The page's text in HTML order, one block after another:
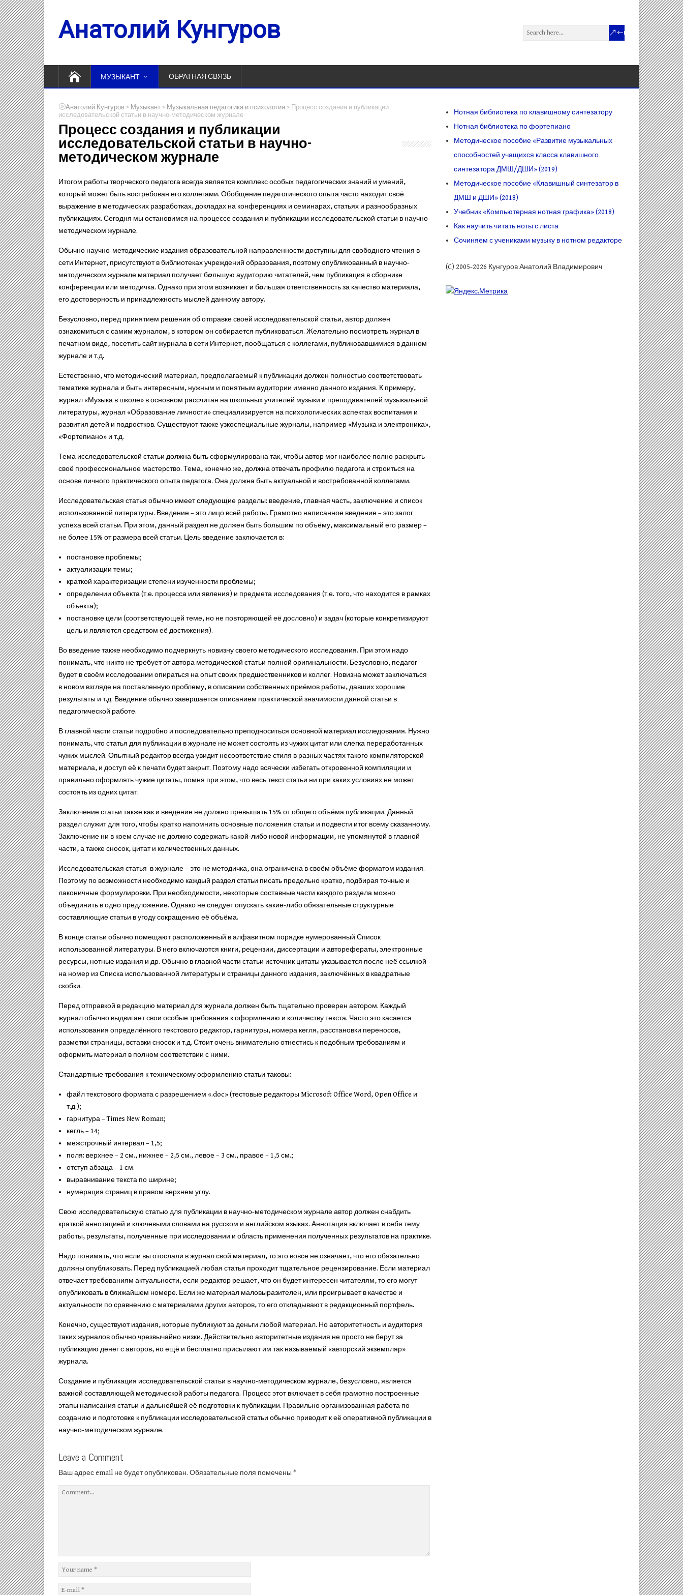
Анатолий Кунгуров
МУЗЫКАНТ ОБРАТНАЯ СВЯЗЬ
Анатолий Кунгуров > Музыкант > Музыкальная педагогика и психология > Процесс создания и публикации
исследовательской статьи в научно-методическом журнале
Процесс создания и публикации
исследовательской статьи в научно-
методическом журнале
Итогом работы творческого педагога всегда является комплекс особых педагогических знаний и умений,
который может быть востребован его коллегами. Обобщение педагогического опыта часто находит своё
выражение в методических разработках, докладах на конференциях и семинарах, статьях и разнообразных
публикациях. Сегодня мы остановимся на процессе создания и публикации исследовательской статьи в научно-
методическом журнале.
Обычно научно-методические издания образовательной направленности доступны для свободного чтения в
сети Интернет, присутствуют в библиотеках учреждений образования, поэтому опубликованный в научно-
методическом журнале материал получает большую аудиторию читателей, чем публикация в сборнике
конференции или методичка. Однако при этом возникает и большая ответственность за качество материала,
его достоверность и принадлежность мыслей данному автору.
Безусловно, перед принятием решения об отправке своей исследовательской статьи, автор должен
ознакомиться с самим журналом, в котором он собирается публиковаться. Желательно посмотреть журнал в
печатном виде, посетить сайт журнала в сети Интернет, пообщаться с коллегами, публиковавшимися в данном
журнале и т.д.
Естественно, что методический материал, предполагаемый к публикации должен полностью соответствовать
тематике журнала и быть интересным, нужным и понятным аудитории именно данного издания. К примеру,
журнал «Музыка в школе» в основном рассчитан на школьных учителей музыки и преподавателей музыкальной
литературы, журнал «Образование личности» специализируется на психологических аспектах воспитания и
развития детей и подростков. Существуют также узкоспециальные журналы, например «Музыка и электроника»,
«Фортепиано» и т.д.
Тема исследовательской статьи должна быть сформулирована так, чтобы автор мог наиболее полно раскрыть
своё профессиональное мастерство. Тема, конечно же, должна отвечать профилю педагога и строиться на
основе личного практического опыта педагога. Она должна быть актуальной и востребованной коллегами.
Исследовательская статья обычно имеет следующие разделы: введение, главная часть, заключение и список
использованной литературы. Введение – это лицо всей работы. Грамотно написанное введение – это залог
успеха всей статьи. При этом, данный раздел не должен быть большим по объёму, максимальный его размер –
не более 15% от размера всей статьи. Цель введение заключается в:
постановке проблемы;
актуализации темы;
краткой характеризации степени изученности проблемы;
определении объекта (т.е. процесса или явления) и предмета исследования (т.е. того, что находится в рамках
объекта);
постановке цели (соответствующей теме, но не повторяющей её дословно) и задач (которые конкретизируют
цель и являются средством её достижения).
Во введение также необходимо подчеркнуть новизну своего методического исследования. При этом надо
понимать, что никто не требует от автора методической статьи полной оригинальности. Безусловно, педагог
будет в своём исследовании опираться на опыт своих предшественников и коллег. Новизна может заключаться
в новом взгляде на поставленную проблему, в описании собственных приёмов работы, давших хорошие
результаты и т.д. Введение обычно завершается описанием практической значимости данной статьи в
педагогической работе.
В главной части статьи подробно и последовательно преподноситься основной материал исследования. Нужно
понимать, что статья для публикации в журнале не может состоять из чужих цитат или слегка переработанных
чужих мыслей. Опытный редактор всегда увидит несоответствие стиля в разных частях такого компиляторской
материала, и доступ её к печати будет закрыт. Поэтому надо всячески избегать откровенной компиляции и
правильно оформлять чужие цитаты, помня при этом, что весь текст статьи ни при каких условиях не может
состоять из одних цитат.
Заключение статьи также как и введение не должно превышать 15% от общего объёма публикации. Данный
раздел служит для того, чтобы кратко напомнить основные положения статьи и подвести итог всему сказанному.
Заключение ни в коем случае не должно содержать какой-либо новой информации, не упомянутой в главной
части, а также сносок, цитат и количественных данных.
Исследовательская статья в журнале – это не методичка, она ограничена в своём объёме форматом издания.
Поэтому по возможности необходимо каждый раздел статьи писать предельно кратко, подбирая точные и
лаконичные формулировки. При необходимости, некоторые составные части каждого раздела можно
объединить в одно предложение. Однако не следует опускать какие-либо обязательные структурные
составляющие статьи в угоду сокращению её объёма.
В конце статьи обычно помещают расположенный в алфавитном порядке нумерованный Список
использованной литературы. В него включаются книги, рецензии, диссертации и авторефераты, электронные
ресурсы, нотные издания и др. Обычно в главной части статьи источник цитаты указывается после неё ссылкой
на номер из Списка использованной литературы и страницы данного издания, заключённых в квадратные
скобки.
Перед отправкой в редакцию материал для журнала должен быть тщательно проверен автором. Каждый
журнал обычно выдвигает свои особые требования к оформлению и количеству текста. Часто это касается
использования определённого текстового редактор, гарнитуры, номера кегля, расстановки переносов,
разметки страницы, вставки сносок и т.д. Стоит очень внимательно отнестись к подобным требованиям и
оформить материал в полном соответствии с ними.
Стандартные требования к техническому оформлению статьи таковы:
файл текстового формата с разрешением «.doc» (тестовые редакторы Microsoft Office Word, Open Office и
т.д.);
гарнитура – Times New Roman;
кегль – 14;
межстрочный интервал – 1,5;
поля: верхнее – 2 см., нижнее – 2,5 см., левое – 3 см., правое – 1,5 см.;
отступ абзаца – 1 см.
выравнивание текста по ширине;
нумерация страниц в правом верхнем углу.
Свою исследовательскую статью для публикации в научно-методическом журнале автор должен снабдить
краткой аннотацией и ключевыми словами на русском и английском языках. Аннотация включает в себя тему
работы, результаты, полученные при исследовании и область применения полученных результатов на практике.
Надо понимать, что если вы отослали в журнал свой материал, то это вовсе не означает, что его обязательно
должны опубликовать. Перед публикацией любая статья проходит тщательное рецензирование. Если материал
отвечает требованиям актуальности, если редактор решает, что он будет интересен читателям, то его могут
опубликовать в ближайшем номере. Если же материал маловыразителен, или проигрывает в качестве и
актуальности по сравнению с материалами других авторов, то его откладывают в редакционный портфель.
Конечно, существуют издания, которые публикуют за деньги любой материал. Но авторитетность и аудитория
таких журналов обычно чрезвычайно низки. Действительно авторитетные издания не просто не берут за
публикацию денег с авторов, но ещё и бесплатно присылают им так называемый «авторский экземпляр»
журнала.
Создание и публикация исследовательской статьи в научно-методическом журнале, безусловно, является
важной составляющей методической работы педагога. Процесс этот включает в себя грамотно построенные
этапы написания статьи и дальнейшей её подготовки к публикации. Правильно организованная работа по
созданию и подготовке к публикации исследовательской статьи обычно приводит к её оперативной публикации в
научно-методическом журнале.
Leave a Comment
Ваш адрес email не будет опубликован. Обязательные поля помечены *
Нотная библиотека по клавишному синтезатору
Нотная библиотека по фортепиано
Методическое пособие «Развитие музыкальных
способностей учащихся класса клавишного
синтезатора ДМШ/ДШИ» (2019)
Методическое пособие «Клавишный синтезатор в
ДМШ и ДШИ» (2018)
Учебник «Компьютерная нотная графика» (2018)
Как научить читать ноты с листа
Сочиняем с учениками музыку в нотном редакторе
(C) 2005-2026 Кунгуров Анатолий Владимирович